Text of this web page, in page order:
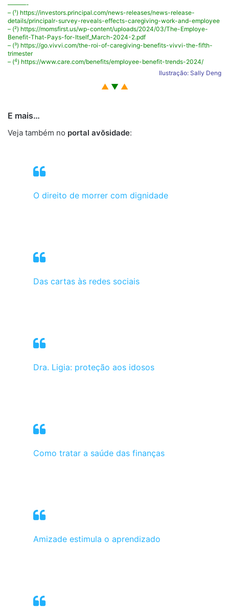
———-
– (¹) https://investors.principal.com/news-releases/news-release-
details/principalr-survey-reveals-effects-caregiving-work-and-employee
– (²) https://momsfirst.us/wp-content/uploads/2024/03/The-Employe-
Benefit-That-Pays-for-Itself_March-2024-2.pdf
– (³) https://go.vivvi.com/the-roi-of-caregiving-benefits-vivvi-the-fifth-
trimester
– (4) https://www.care.com/benefits/employee-benefit-trends-2024/
Ilustração: Sally Deng
▲ ▼▲
E mais…
Veja também no portal avŏsidade:
O direito de morrer com dignidade
Das cartas às redes sociais
Dra. Ligia: proteção aos idosos
Como tratar a saúde das finanças
Amizade estimula o aprendizado